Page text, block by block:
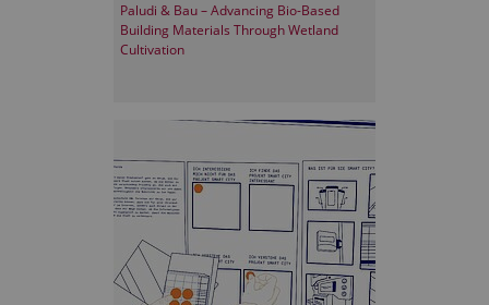
Paludi & Bau – Advancing Bio-Based
Building Materials Through Wetland
Cultivation